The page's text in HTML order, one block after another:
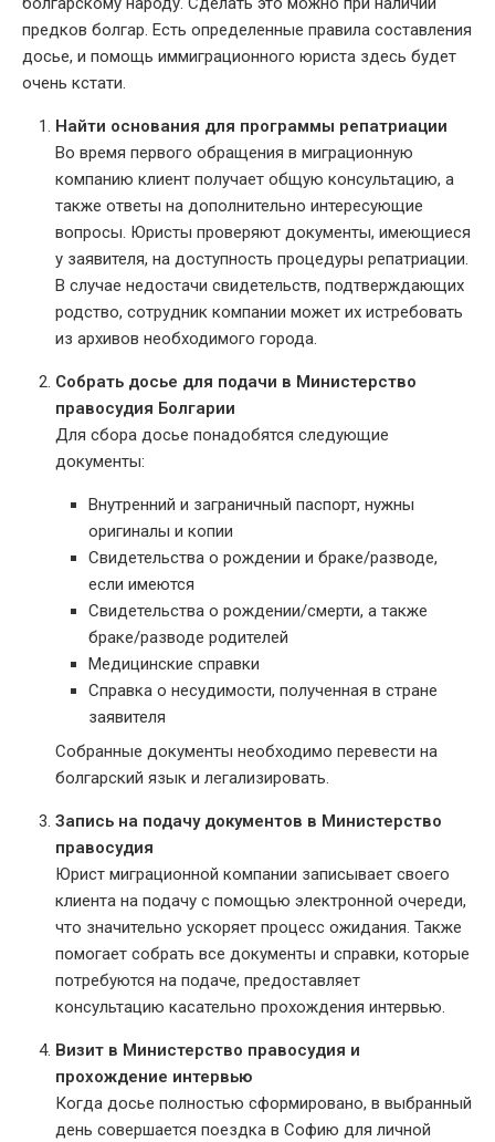
предков болгар. Есть определенные правила составления
досье, и помощь иммиграционного юриста здесь будет
очень кстати.
Найти основания для программы репатриации
Во время первого обращения в миграционную
компанию клиент получает общую консультацию, а
также ответы на дополнительно интересующие
вопросы. Юристы проверяют документы, имеющиеся
у заявителя, на доступность процедуры репатриации
В случае недостачи свидетельств, подтверждающих
родство, сотрудник компании может их истребовать
из архивов необходимого города.
Собрать досье для подачи в Министерство
правосудия Болгарии
Для сбора досье понадобятся следующие
документы:
Внутренний и заграничный паспорт, нужны
оригиналы и копии
Свидетельства о рождении и браке/разводе,
если имеются
Свидетельства о рождении/смерти, а также
браке/разводе родителей
Медицинские справки
Справка о несудимости, полученная в стране
заявителя
Собранные документы необходимо перевести на
болгарский язык и легализировать.
Запись на подачу документов в Министерство
правосудия
Юрист миграционной компании записывает своего
клиента на подачу с помощью электронной очереди,
что значительно ускоряет процесс ожидания. Также
помогает собрать все документы и справки, которые
потребуются на подаче, предоставляет
консультацию касательно прохождения интервью.
Визит в Министерство правосудия и
прохождение интервью
Когда досье полностью сформировано, в выбранный
день совершается поездка в Софию для личной